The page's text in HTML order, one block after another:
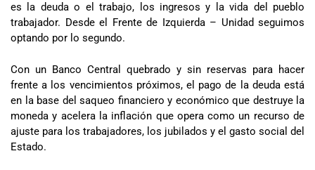
es la deuda o el trabajo, los ingresos y la vida del pueblo
trabajador. Desde el Frente de Izquierda – Unidad seguimos
optando por lo segundo.
Con un Banco Central quebrado y sin reservas para hacer
frente a los vencimientos próximos, el pago de la deuda está
en la base del saqueo financiero y económico que destruye la
moneda y acelera la inflación que opera como un recurso de
ajuste para los trabajadores, los jubilados y el gasto social del
Estado.